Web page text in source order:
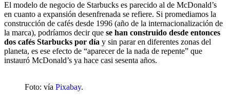
El modelo de negocio de Starbucks es parecido al de McDonald’s
en cuanto a expansión desenfrenada se refiere. Si promediamos la
construcción de cafés desde 1996 (año de la internacionalización de
la marca), podríamos decir que se han construido desde entonces
dos cafés Starbucks por día y sin parar en diferentes zonas del
planeta, es ese efecto de “aparecer de la nada de repente” que
instauró McDonald’s ya hace casi sesenta años.
Foto: vía Pixabay.